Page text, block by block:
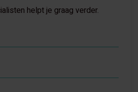
helpt je graag verder.